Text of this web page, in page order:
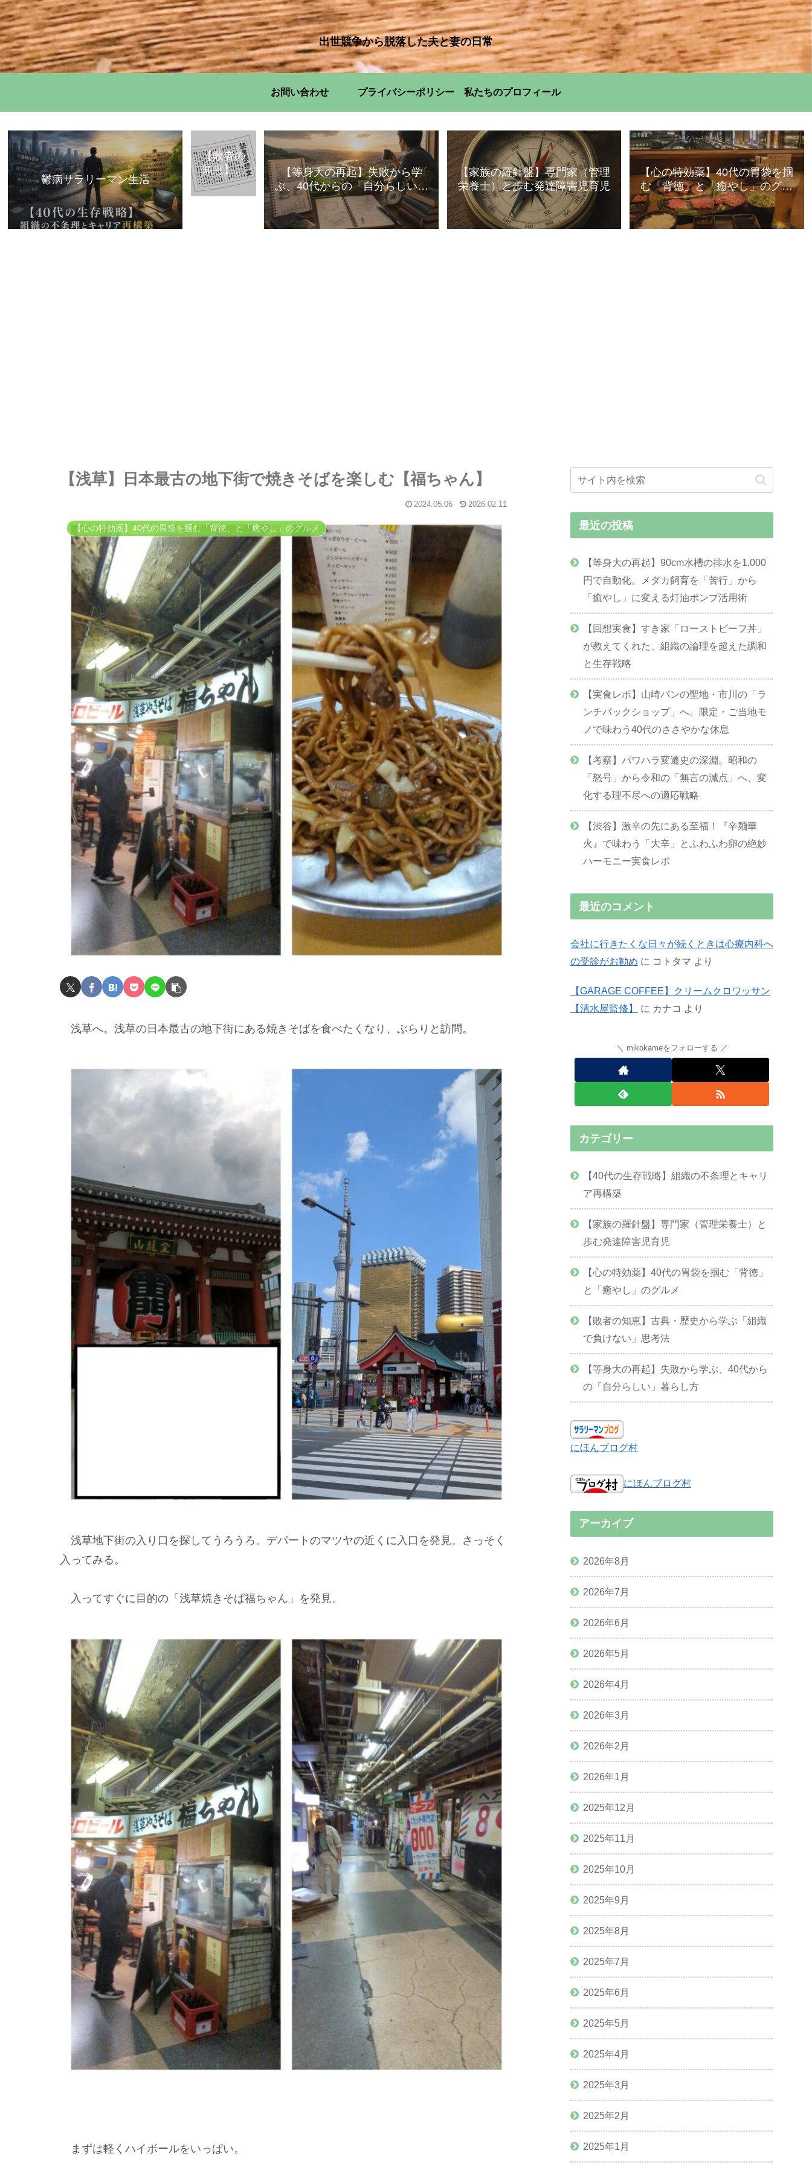
出世競争から脱落した夫と妻の日常
お問い合わせ プライバシーポリシー 私たちのプロフィール
鬱病サラリーマン生活
【敗者の
知恵】古
典・歴史
から学ぶ
【等身大の再起】失敗から学
ぶ、40代からの「自分らしい」
暮らし方
【家族の羅針盤】専門家（管理
栄養士）と歩む発達障害児育児
【心の特効薬】40代の胃袋を掴
む「背徳」と「癒やし」のグル
メ
【浅草】日本最古の地下街で焼きそばを楽しむ【福ちゃん】
2024.05.06 2026.02.11
【心の特効薬】40代の胃袋を掴む「背徳」と「癒やし」のグルメ
浅草へ。浅草の日本最古の地下街にある焼きそばを食べたくなり、ぶらりと訪問。
浅草地下街の入り口を探してうろうろ。デパートのマツヤの近くに入口を発見。さっそく
入ってみる。
入ってすぐに目的の「浅草焼きそば福ちゃん」を発見。
まずは軽くハイボールをいっぱい。
最近の投稿
【等身大の再起】90cm水槽の排水を1,000
円で自動化。メダカ飼育を「苦行」から
「癒やし」に変える灯油ポンプ活用術
【回想実食】すき家「ローストビーフ丼」
が教えてくれた、組織の論理を超えた調和
と生存戦略
【実食レポ】山崎パンの聖地・市川の「ラ
ンチパックショップ」へ。限定・ご当地モ
ノで味わう40代のささやかな休息
【考察】パワハラ変遷史の深淵。昭和の
「怒号」から令和の「無言の減点」へ、変
化する理不尽への適応戦略
【渋谷】激辛の先にある至福！『辛麺華
火』で味わう「大辛」とふわふわ卵の絶妙
ハーモニー実食レポ
最近のコメント
会社に行きたくな日々が続くときは心療内科へ
の受診がお勧め に コトタマ より
【GARAGE COFFEE】クリームクロワッサン
【清水屋監修】
に カナコ より
mikokameをフォローする
カテゴリー
【40代の生存戦略】組織の不条理とキャリ
ア再構築
【家族の羅針盤】専門家（管理栄養士）と
歩む発達障害児育児
【心の特効薬】40代の胃袋を掴む「背徳」
と「癒やし」のグルメ
【敗者の知恵】古典・歴史から学ぶ「組織
で負けない」思考法
【等身大の再起】失敗から学ぶ、40代から
の「自分らしい」暮らし方
にほんブログ村
にほんブログ村
アーカイブ
2026年8月
2026年7月
2026年6月
2026年5月
2026年4月
2026年3月
2026年2月
2026年1月
2025年12月
2025年11月
2025年10月
2025年9月
2025年8月
2025年7月
2025年6月
2025年5月
2025年4月
2025年3月
2025年2月
2025年1月